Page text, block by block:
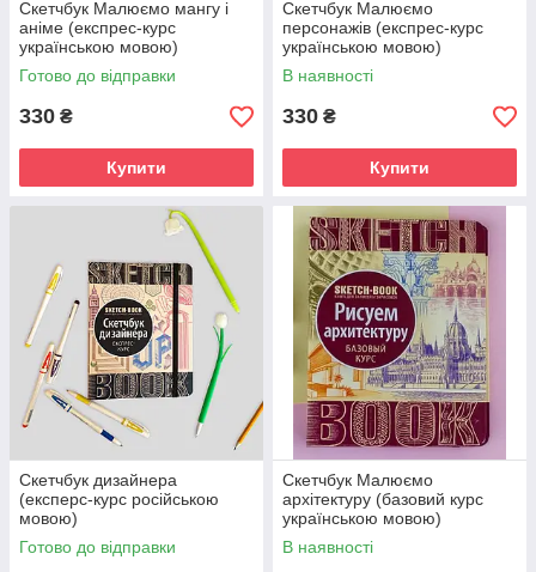
Скетчбук Малюємо мангу і
аніме (експрес-курс
українською мовою)
Готово до відправки
330 ₴
Купити
Скетчбук Малюємо
персонажів (експрес-курс
українською мовою)
В наявності
330 ₴
Купити
Скетчбук дизайнера
(експерс-курс російською
мовою)
Готово до відправки
Скетчбук Малюємо
архітектуру (базовий курс
українською мовою)
В наявності